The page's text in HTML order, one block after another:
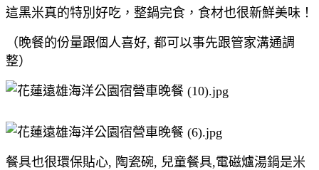
這黑米真的特別好吃，整鍋完食，食材也很新鮮美味！
（晚餐的份量跟個人喜好, 都可以事先跟管家溝通調
整）
餐具也很環保貼心, 陶瓷碗, 兒童餐具,電磁爐湯鍋是米